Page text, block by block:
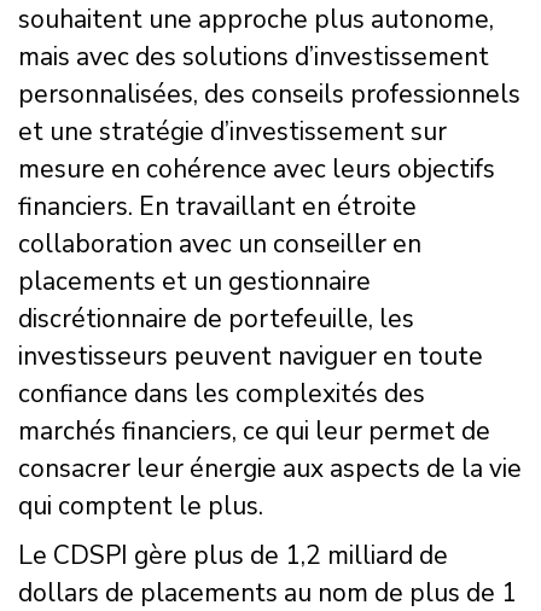
souhaitent une approche plus autonome,
mais avec des solutions d’investissement
personnalisées, des conseils professionnels
et une stratégie d’investissement sur
mesure en cohérence avec leurs objectifs
financiers. En travaillant en étroite
collaboration avec un conseiller en
placements et un gestionnaire
discrétionnaire de portefeuille, les
investisseurs peuvent naviguer en toute
confiance dans les complexités des
marchés financiers, ce qui leur permet de
consacrer leur énergie aux aspects de la vie
qui comptent le plus.
Le CDSPI gère plus de 1,2 milliard de
dollars de placements au nom de plus de 1